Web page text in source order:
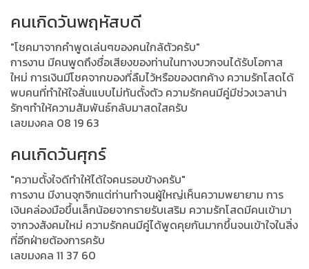
คนเกิดวันพฤหัสบดี
"โชคมาจากคำพูดเล่นๆของคนใกล้ตัวครับ"
การงาน มีคนพูดถึงชื่อเสียงของท่านในทางบวกจนได้รับโอกาส
ใหม่ การเงินมีโชคจากของที่ลืมไว้หรือของตกค้าง ความรักโสดได้
พบคนที่ทำให้ใจสั่นแบบไม่ทันตั้งตัว ความรักคนมีคู่มีช่วงเวลาน่า
รักๆทำให้ความสัมพันธ์กลับมาสดใสครับ
เลขมงคล 08 19 63
คนเกิดวันศุกร์
"ความตั้งใจดีทำให้ได้ใจคนรอบข้างครับ"
การงาน มีงานจุกจิกแต่ท่านทำจนผู้ใหญ่เห็นความพยายาม การ
เงินคล่องมือขึ้นเล็กน้อยจากรายรับเสริม ความรักโสดมีคนเข้ามา
จากวงสังคมใหม่ ความรักคนมีคู่ได้พูดคุยกันมากขึ้นจนเข้าใจในสิ่ง
ที่อีกฝ่ายต้องการครับ
เลขมงคล 11 37 60